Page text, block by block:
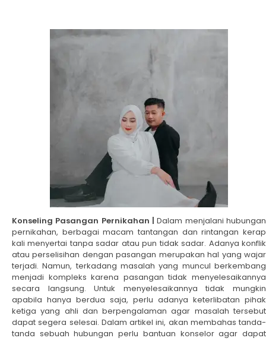
Konseling Pasangan Pernikahan |Dalam menjalani hubungan
pernikahan, berbagai macam tantangan dan rintangan kerap
kali menyertai tanpa sadar atau pun tidak sadar. Adanya konflik
atau perselisihan dengan pasangan merupakan hal yang wajar
terjadi. Namun, terkadang masalah yang muncul berkembang
menjadi kompleks karena pasangan tidak menyelesaikannya
secara langsung. Untuk menyelesaikannya tidak mungkin
apabila hanya berdua saja, perlu adanya keterlibatan pihak
ketiga yang ahli dan berpengalaman agar masalah tersebut
dapat segera selesai. Dalam artikel ini, akan membahas tanda-
tanda sebuah hubungan perlu bantuan konselor agar dapat